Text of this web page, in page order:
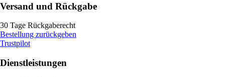
Versand und Rückgabe
30 Tage Rückgaberecht
Bestellung zurückgeben
Trustpilot
Dienstleistungen